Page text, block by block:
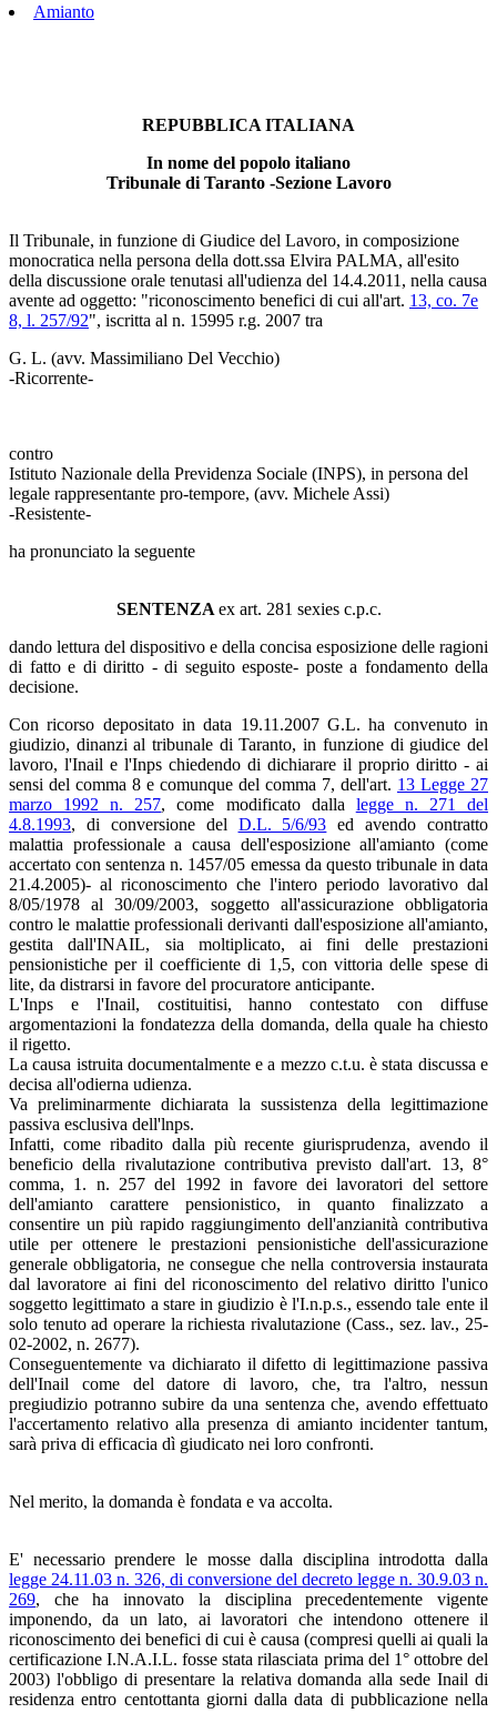
Amianto
REPUBBLICA ITALIANA
In nome del popolo italiano
Tribunale di Taranto -Sezione Lavoro
Il Tribunale, in funzione di Giudice del Lavoro, in composizione
monocratica nella persona della dott.ssa Elvira PALMA, all'esito
della discussione orale tenutasi all'udienza del 14.4.2011, nella causa
avente ad oggetto: "riconoscimento benefici di cui all'art. 13, co. 7e
8, l. 257/92", iscritta al n. 15995 r.g. 2007 tra
G. L. (avv. Massimiliano Del Vecchio)
-Ricorrente-
contro
Istituto Nazionale della Previdenza Sociale (INPS), in persona del
legale rappresentante pro-tempore, (avv. Michele Assi)
-Resistente-
ha pronunciato la seguente
SENTENZA ex art. 281 sexies c.p.c.
dando lettura del dispositivo e della concisa esposizione delle ragioni
di fatto e di diritto - di seguito esposte- poste a fondamento della
decisione.
Con ricorso depositato in data 19.11.2007 G.L. ha convenuto in
giudizio, dinanzi al tribunale di Taranto, in funzione di giudice del
lavoro, l'Inail e l'Inps chiedendo di dichiarare il proprio diritto - ai
sensi del comma 8 e comunque del comma 7, dell'art. 13 Legge 27
marzo 1992 n. 257, come modificato dalla legge n. 271 del
4.8.1993, di conversione del D.L. 5/6/93 ed avendo contratto
malattia professionale a causa dell'esposizione all'amianto (come
accertato con sentenza n. 1457/05 emessa da questo tribunale in data
21.4.2005)- al riconoscimento che l'intero periodo lavorativo dal
8/05/1978 al 30/09/2003, soggetto all'assicurazione obbligatoria
contro le malattie professionali derivanti dall'esposizione all'amianto,
gestita dall'INAIL, sia moltiplicato, ai fini delle prestazioni
pensionistiche per il coefficiente di 1,5, con vittoria delle spese di
lite, da distrarsi in favore del procuratore anticipante.
L'Inps e l'Inail, costituitisi, hanno contestato con diffuse
argomentazioni la fondatezza della domanda, della quale ha chiesto
il rigetto.
La causa istruita documentalmente e a mezzo c.t.u. è stata discussa e
decisa all'odierna udienza.
Va preliminarmente dichiarata la sussistenza della legittimazione
passiva esclusiva dell'lnps.
Infatti, come ribadito dalla più recente giurisprudenza, avendo il
beneficio della rivalutazione contributiva previsto dall'art. 13, 8°
comma, 1. n. 257 del 1992 in favore dei lavoratori del settore
dell'amianto carattere pensionistico, in quanto finalizzato a
consentire un più rapido raggiungimento dell'anzianità contributiva
utile per ottenere le prestazioni pensionistiche dell'assicurazione
generale obbligatoria, ne consegue che nella controversia instaurata
dal lavoratore ai fini del riconoscimento del relativo diritto l'unico
soggetto legittimato a stare in giudizio è l'I.n.p.s., essendo tale ente il
solo tenuto ad operare la richiesta rivalutazione (Cass., sez. lav., 25-
02-2002, n. 2677).
Conseguentemente va dichiarato il difetto di legittimazione passiva
dell'Inail come del datore di lavoro, che, tra l'altro, nessun
pregiudizio potranno subire da una sentenza che, avendo effettuato
l'accertamento relativo alla presenza di amianto incidenter tantum,
sarà priva di efficacia dì giudicato nei loro confronti.
Nel merito, la domanda è fondata e va accolta.
E' necessario prendere le mosse dalla disciplina introdotta dalla
legge 24.11.03 n. 326, di conversione del decreto legge n. 30.9.03 n.
269, che ha innovato la disciplina precedentemente vigente
imponendo, da un lato, ai lavoratori che intendono ottenere il
riconoscimento dei benefici di cui è causa (compresi quelli ai quali la
certificazione I.N.A.I.L. fosse stata rilasciata prima del 1° ottobre del
2003) l'obbligo di presentare la relativa domanda alla sede Inail di
residenza entro centottanta giorni dalla data di pubblicazione nella